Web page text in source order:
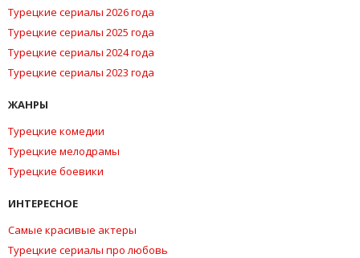
Турецкие сериалы 2026 года
Турецкие сериалы 2025 года
Турецкие сериалы 2024 года
Турецкие сериалы 2023 года
ЖАНРЫ
Турецкие комедии
Турецкие мелодрамы
Турецкие боевики
ИНТЕРЕСНОЕ
Самые красивые актеры
Турецкие сериалы про любовь